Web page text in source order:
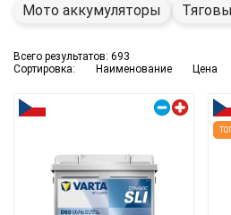
Мото аккумуляторы
Сортировка: Наименование Цена
Всего результатов: 693